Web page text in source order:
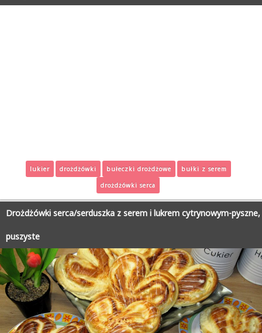
lukier drożdżówki bułeczki drożdżowe
bułki z serem
drożdżówki serca
Drożdżówki serca/serduszka z serem i lukrem cytrynowym-pyszne,
puszyste